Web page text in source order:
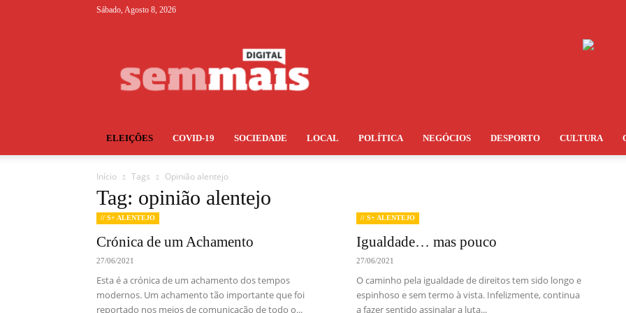
Sábado, Agosto 8, 2026
ELEIÇÕES COVID-19 SOCIEDADE LOCAL POLÍTICA NEGÓCIOS DESPORTO CULTURA
Início Tags Opinião alentejo
Tag: opinião alentejo
// S+ ALENTEJO
Crónica de um Achamento
27/06/2021
Esta é a crónica de um achamento dos tempos
modernos. Um achamento tão importante que foi
reportado nos meios de comunicação de todo o...
// S+ ALENTEJO
Igualdade… mas pouco
27/06/2021
O caminho pela igualdade de direitos tem sido longo e
espinhoso e sem termo à vista. Infelizmente, continua
a fazer sentido assinalar a luta...